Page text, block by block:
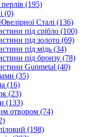
(195)
(0)
Сталі (136)
під срібло (100)
під золото (69)
під мідь (34)
під бронзу (78)
Gunmetal (40)
(35)
(16)
(23)
(133)
отвором (74)
(198)